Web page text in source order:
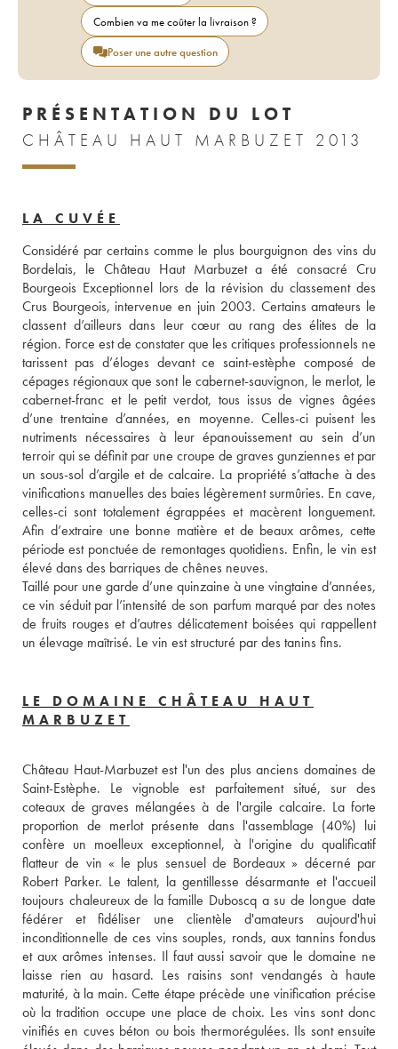
Combien va me coûter la livraison ?
Poser une autre question
PRÉSENTATION DU LOT
CHÂTEAU HAUT MARBUZET 2013
LA CUVÉE
Considéré par certains comme le plus bourguignon des vins du
Bordelais, le Château Haut Marbuzet a été consacré Cru
Bourgeois Exceptionnel lors de la révision du classement des
Crus Bourgeois, intervenue en juin 2003. Certains amateurs le
classent d’ailleurs dans leur cœur au rang des élites de la
région. Force est de constater que les critiques professionnels ne
tarissent pas d’éloges devant ce saint-estèphe composé de
cépages régionaux que sont le cabernet-sauvignon, le merlot, le
cabernet-franc et le petit verdot, tous issus de vignes âgées
d’une trentaine d’années, en moyenne. Celles-ci puisent les
nutriments nécessaires à leur épanouissement au sein d’un
terroir qui se définit par une croupe de graves gunziennes et par
un sous-sol d’argile et de calcaire. La propriété s’attache à des
vinifications manuelles des baies légèrement surmûries. En cave,
celles-ci sont totalement égrappées et macèrent longuement.
Afin d’extraire une bonne matière et de beaux arômes, cette
période est ponctuée de remontages quotidiens. Enfin, le vin est
élevé dans des barriques de chênes neuves.
Taillé pour une garde d’une quinzaine à une vingtaine d’années,
ce vin séduit par l’intensité de son parfum marqué par des notes
de fruits rouges et d’autres délicatement boisées qui rappellent
un élevage maîtrisé. Le vin est structuré par des tanins fins.
LE DOMAINE CHÂTEAU HAUT
MARBUZET
Château Haut-Marbuzet est l'un des plus anciens domaines de
Saint-Estèphe. Le vignoble est parfaitement situé, sur des
coteaux de graves mélangées à de l'argile calcaire. La forte
proportion de merlot présente dans l'assemblage (40%) lui
confère un moelleux exceptionnel, à l'origine du qualificatif
flatteur de vin « le plus sensuel de Bordeaux » décerné par
Robert Parker. Le talent, la gentillesse désarmante et l'accueil
toujours chaleureux de la famille Duboscq a su de longue date
fédérer et fidéliser une clientèle d'amateurs aujourd'hui
inconditionnelle de ces vins souples, ronds, aux tannins fondus
et aux arômes intenses. Il faut aussi savoir que le domaine ne
laisse rien au hasard. Les raisins sont vendangés à haute
maturité, à la main. Cette étape précède une vinification précise
où la tradition occupe une place de choix. Les vins sont donc
vinifiés en cuves béton ou bois thermorégulées. Ils sont ensuite